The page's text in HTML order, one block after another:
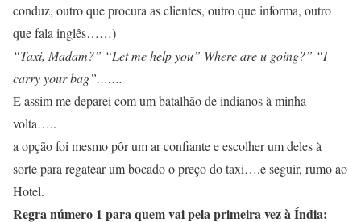
conduz, outro que procura as clientes, outro que informa, outro
que fala inglês……)
“Taxi, Madam?” “Let me help you” Where are u going?” “I
carry your bag”…….
E assim me deparei com um batalhão de indianos à minha
volta…..
a opção foi mesmo pôr um ar confiante e escolher um deles à
sorte para regatear um bocado o preço do taxi….e seguir, rumo ao
Hotel.
Regra número 1 para quem vai pela primeira vez à Índia: